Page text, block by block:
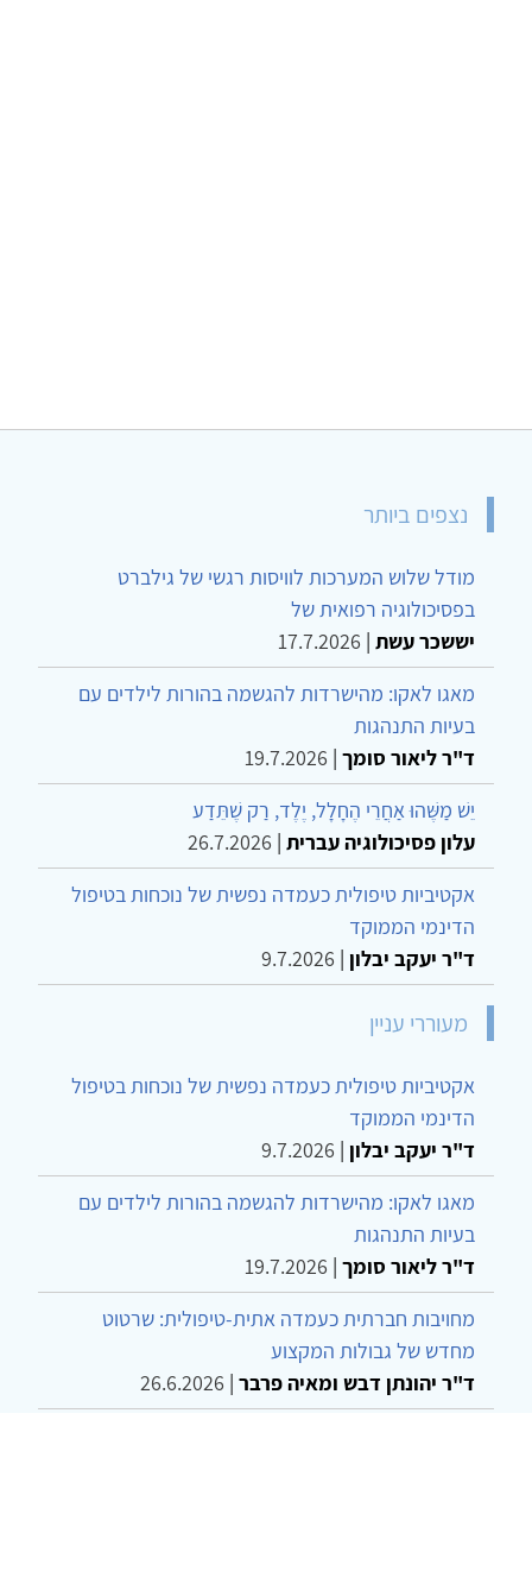
נצפים ביותר
מודל שלוש המערכות לוויסות רגשי של גילברט
בפסיכולוגיה רפואית של
יששכר עשת |
17.7.2026
מאגו לאקו: מהישרדות להגשמה בהורות לילדים עם
בעיות התנהגות
ד"ר ליאור סומך |
19.7.2026
יֵשׁ מַשֶּׁהוּ אַחֲרֵי הֶחָלָל, יֶלֶד, רַק שֶׁתֵּדַע
עלון פסיכולוגיה עברית |
26.7.2026
אקטיביות טיפולית כעמדה נפשית של נוכחות בטיפול
הדינמי הממוקד
ד"ר יעקב יבלון |
9.7.2026
מעוררי עניין
אקטיביות טיפולית כעמדה נפשית של נוכחות בטיפול
הדינמי הממוקד
ד"ר יעקב יבלון |
9.7.2026
מאגו לאקו: מהישרדות להגשמה בהורות לילדים עם
בעיות התנהגות
ד"ר ליאור סומך |
19.7.2026
מחויבות חברתית כעמדה אתית-טיפולית: שרטוט
מחדש של גבולות המקצוע
ד"ר יהונתן דבש ומאיה פרבר |
26.6.2026